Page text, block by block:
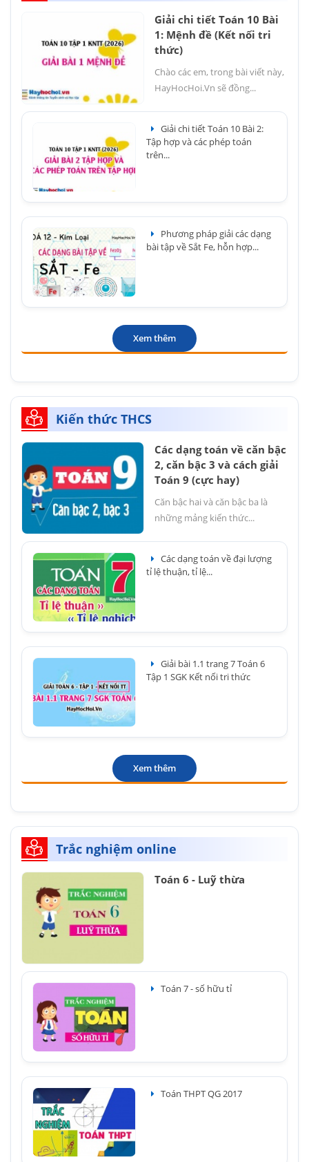
Giải chi tiết Toán 10 Bài
1: Mệnh đề (Kết nối tri
thức)
Chào các em, trong bài viết này,
HayHocHoi.Vn sẽ đồng...
Giải chi tiết Toán 10 Bài 2:
Tập hợp và các phép toán
trên...
Phương pháp giải các dạng
bài tập về Sắt Fe, hỗn hợp...
Xem thêm
Kiến thức THCS
Các dạng toán về căn bậc
2, căn bậc 3 và cách giải
Toán 9 (cực hay)
Căn bậc hai và căn bậc ba là
những mảng kiến thức...
Các dạng toán về đại lượng
tỉ lệ thuận, tỉ lệ...
Giải bài 1.1 trang 7 Toán 6
Tập 1 SGK Kết nối tri thức
Xem thêm
Trắc nghiệm online
Toán 6 - Luỹ thừa
Toán 7 - số hữu tỉ
Toán THPT QG 2017